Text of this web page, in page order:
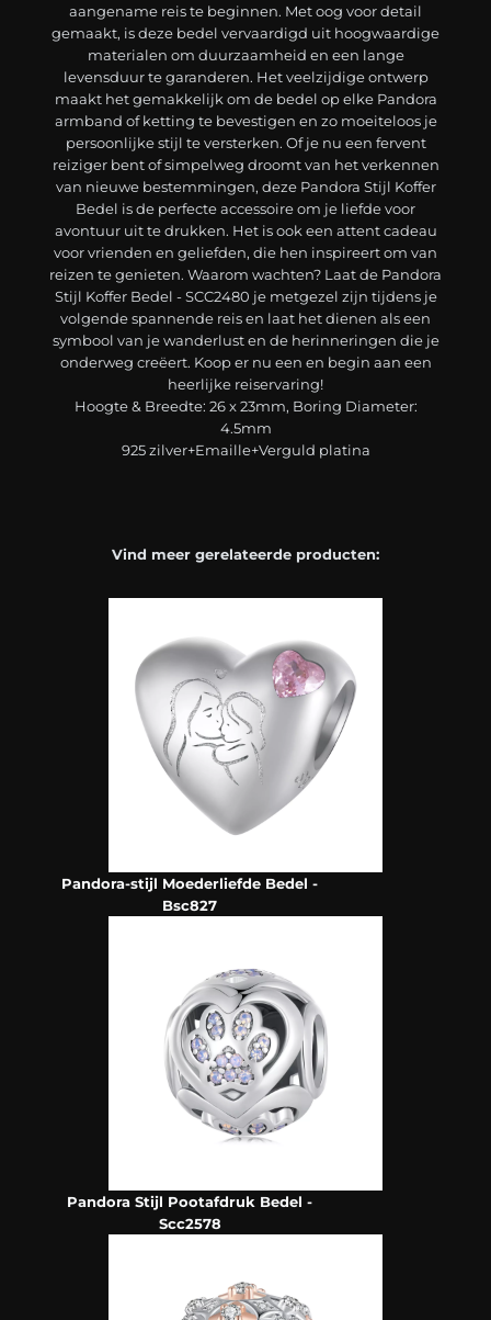
aangename reis te beginnen. Met oog voor detail
gemaakt, is deze bedel vervaardigd uit hoogwaardige
materialen om duurzaamheid en een lange
levensduur te garanderen. Het veelzijdige ontwerp
maakt het gemakkelijk om de bedel op elke Pandora
armband of ketting te bevestigen en zo moeiteloos je
persoonlijke stijl te versterken. Of je nu een fervent
reiziger bent of simpelweg droomt van het verkennen
van nieuwe bestemmingen, deze Pandora Stijl Koffer
Bedel is de perfecte accessoire om je liefde voor
avontuur uit te drukken. Het is ook een attent cadeau
voor vrienden en geliefden, die hen inspireert om van
reizen te genieten. Waarom wachten? Laat de Pandora
Stijl Koffer Bedel - SCC2480 je metgezel zijn tijdens je
volgende spannende reis en laat het dienen als een
symbool van je wanderlust en de herinneringen die je
onderweg creëert. Koop er nu een en begin aan een
heerlijke reiservaring!
Hoogte & Breedte: 26 x 23mm, Boring Diameter:
4.5mm
925 zilver+Emaille+Verguld platina
Vind meer gerelateerde producten:
Pandora-stijl Moederliefde Bedel -
Bsc827
Pandora Stijl Pootafdruk Bedel -
Scc2578